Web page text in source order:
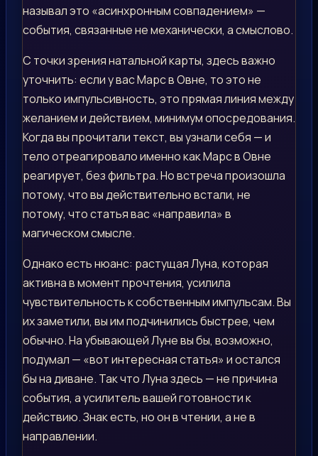
называл это «асинхронным совпадением» —
события, связанные не механически, а смыслово.
С точки зрения натальной карты, здесь важно
уточнить: если у вас Марс в Овне, то это не
только импульсивность, это прямая линия между
желанием и действием, минимум опосредования.
Когда вы прочитали текст, вы узнали себя — и
тело отреагировало именно как Марс в Овне
реагирует, без фильтра. Но встреча произошла
потому, что вы действительно встали, не
потому, что статья вас «направила» в
магическом смысле.
Однако есть нюанс: растущая Луна, которая
активна в момент прочтения, усилила
чувствительность к собственным импульсам. Вы
их заметили, вы им подчинились быстрее, чем
обычно. На убывающей Луне вы бы, возможно,
подумал — «вот интересная статья» и остался
бы на диване. Так что Луна здесь — не причина
события, а усилитель вашей готовности к
действию. Знак есть, но он в чтении, а не в
направлении.